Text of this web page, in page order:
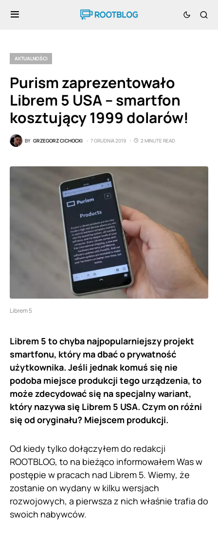
AKTUALNOŚCI
Purism zaprezentowało
Librem 5 USA – smartfon
kosztujący 1999 dolarów!
BY GRZEGORZ CICHOCKI 7 GRUDNIA 2019 2 MINUTE READ
Librem 5
Librem 5 to chyba najpopularniejszy projekt
smartfonu, który ma dbać o prywatność
użytkownika. Jeśli jednak komuś się nie
podoba miejsce produkcji tego urządzenia, to
może zdecydować się na specjalny wariant,
który nazywa się Librem 5 USA. Czym on różni
się od oryginału? Miejscem produkcji.
Od kiedy tylko dołączyłem do redakcji
ROOTBLOG, to na bieżąco informowałem Was w
postępie w pracach nad Librem 5. Wiemy, że
zostanie on wydany w kilku wersjach
rozwojowych, a pierwsza z nich właśnie trafia do
swoich nabywców.